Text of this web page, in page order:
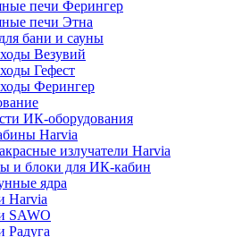
печи Ферингер
печи Этна
бани и сауны
Везувий
Гефест
Ферингер
ИК-оборудования
Harvia
излучатели Harvia
и блоки для ИК-кабин
ядра
Harvia
SAWO
Радуга